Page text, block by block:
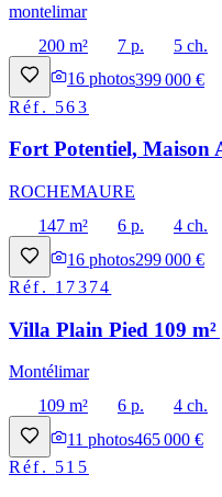
montelimar
200 m²
7 p. 5 ch.
16 photos399 000 €
Réf. 563
Fort Potentiel, Maison
ROCHEMAURE
147 m²
6 p. 4 ch.
16 photos299 000 €
Réf. 17374
Villa Plain Pied 109
Montélimar
109 m²
6 p. 4 ch.
11 photos465 000 €
Réf. 515